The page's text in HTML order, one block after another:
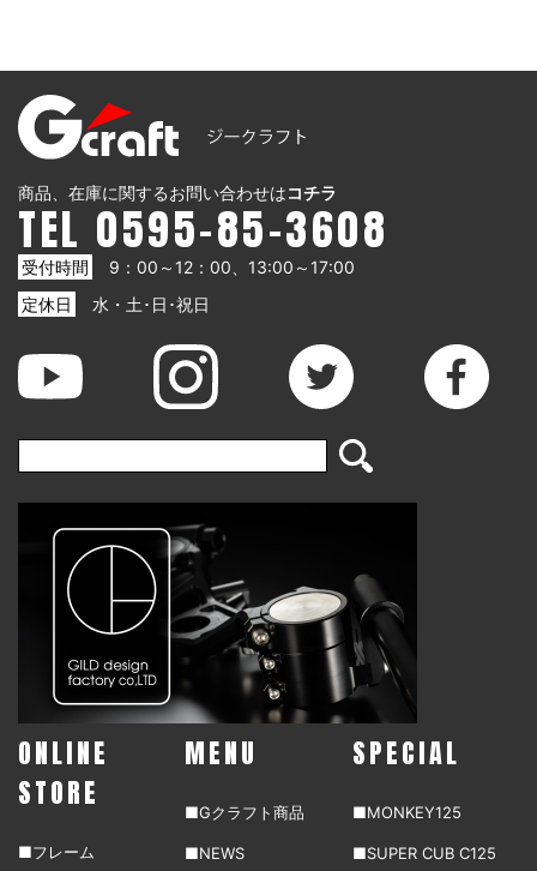
商品、在庫に関するお問い合わせはコチラ
TEL 0595-85-3608
受付時間
9：00～12：00、13:00～17:00
定休日
水・土･日･祝日
ONLINE
STORE
■フレーム
MENU
■Gクラフト商品
■NEWS
SPECIAL
■MONKEY125
■SUPER CUB C125